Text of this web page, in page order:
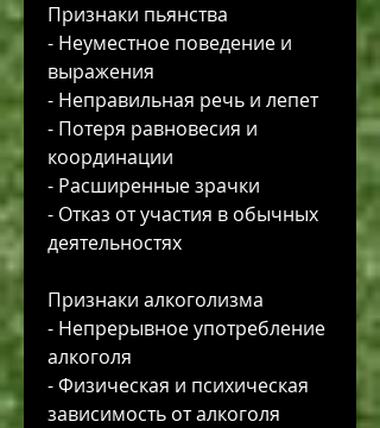
Признаки пьянства
- Неуместное поведение и
выражения
- Неправильная речь и лепет
- Потеря равновесия и
координации
- Расширенные зрачки
- Отказ от участия в обычных
деятельностях
Признаки алкоголизма
- Непрерывное употребление
алкоголя
- Физическая и психическая
зависимость от алкоголя